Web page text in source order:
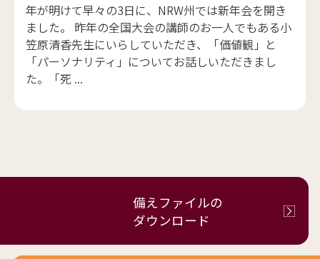
年が明けて早々の3日に、NRW州では新年会を開き
ました。 昨年の全国大会の講師のお一人でもある小
笠原清香先生にいらしていただき、「価値観」と
「パーソナリティ」についてお話しいただきまし
た。「死 ...
備えファイルの
ダウンロード